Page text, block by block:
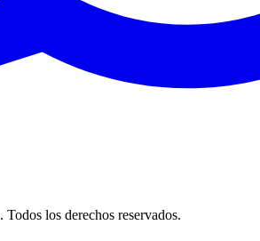
Todos los derechos reservados.